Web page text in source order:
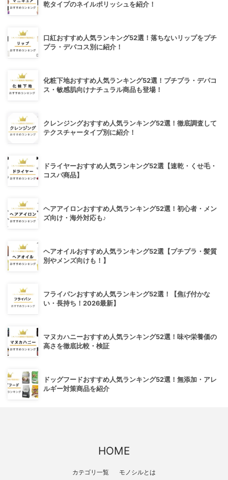
乾タイプのネイルポリッシュを紹介！
口紅おすすめ人気ランキング52選！落ちないリップをプチ
プラ・デパコス別に紹介！
化粧下地おすすめ人気ランキング52選！プチプラ・デパコ
ス・敏感肌向けナチュラル商品も登場！
クレンジングおすすめ人気ランキング52選！徹底調査して
テクスチャータイプ別に紹介！
ドライヤーおすすめ人気ランキング52選【速乾・くせ毛・
コスパ商品】
ヘアアイロンおすすめ人気ランキング52選！初心者・メン
ズ向け・海外対応も♪
ヘアオイルおすすめ人気ランキング52選【プチプラ・髪質
別やメンズ向けも！】
フライパンおすすめ人気ランキング52選！【焦げ付かな
い・長持ち！2026最新】
マヌカハニーおすすめ人気ランキング52選！味や栄養価の
高さを徹底比較・検証
ドッグフードおすすめ人気ランキング52選！無添加・アレ
ルギー対策商品を紹介
HOME
カテゴリ一覧 モノシルとは